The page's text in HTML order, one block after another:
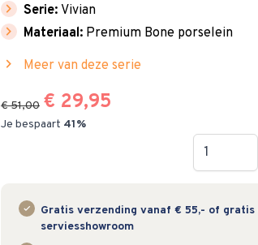
chevron_right Serie: Vivian
chevron_right Materiaal: Premium Bone porselein
chevron_right Meer van deze serie
€ 51,00 € 29,95
Je bespaart 41%
Hoeveelheid
Gratis verzending vanaf € 55,- of gratis
serviesshowroom